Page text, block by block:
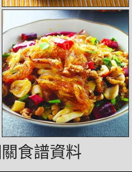
食譜資料